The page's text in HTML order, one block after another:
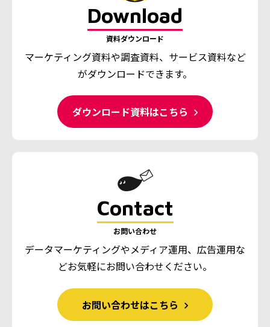
Download
資料ダウンロード
マーケティング資料や調査資料、 サービス資料など
がダウンロードできます。
ダウンロード資料はこちら
Contact
お問い合わせ
データマーケティングやメディア運用、広告運用な
どお気軽にお問い合わせください。
お問い合わせはこちら